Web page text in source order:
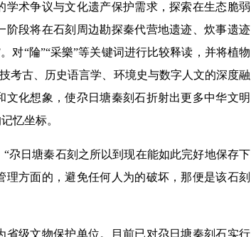
术争议与文化遗产保护需求，探索在生态脆弱
段将在石刻周边勘探秦代营地遗迹、炊事遗迹
对“陯”“采樂”等关键词进行比较释读，并将植物
考古、历史语言学、环境史与数字人文的深度融
化想象，使尕日塘秦刻石折射出更多中华文明
忆坐标。
日塘秦石刻之所以到现在能如此完好地保存下
方面的，避免任何人为的破坏，那便是该石刻
级文物保护单位。目前已对尕日塘秦刻石实行